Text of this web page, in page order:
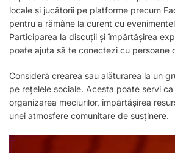
locale și jucătorii pe platforme precum
pentru a rămâne la curent cu
Participarea la discuții și împărtășirea
poate ajuta să te conectezi cu persoane
Consideră crearea sau alăturarea la un
pe rețelele sociale. Acesta poate servi
organizarea meciurilor, împărtășirea
unei atmosfere comunitare de susținere.